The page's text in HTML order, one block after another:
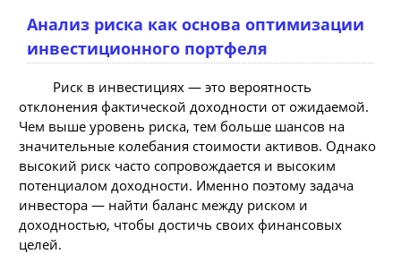
Анализ риска как основа оптимизации
инвестиционного портфеля
Риск в инвестициях — это вероятность
отклонения фактической доходности от ожидаемой.
Чем выше уровень риска, тем больше шансов на
значительные колебания стоимости активов. Однако
высокий риск часто сопровождается и высоким
потенциалом доходности. Именно поэтому задача
инвестора — найти баланс между риском и
доходностью, чтобы достичь своих финансовых
целей.